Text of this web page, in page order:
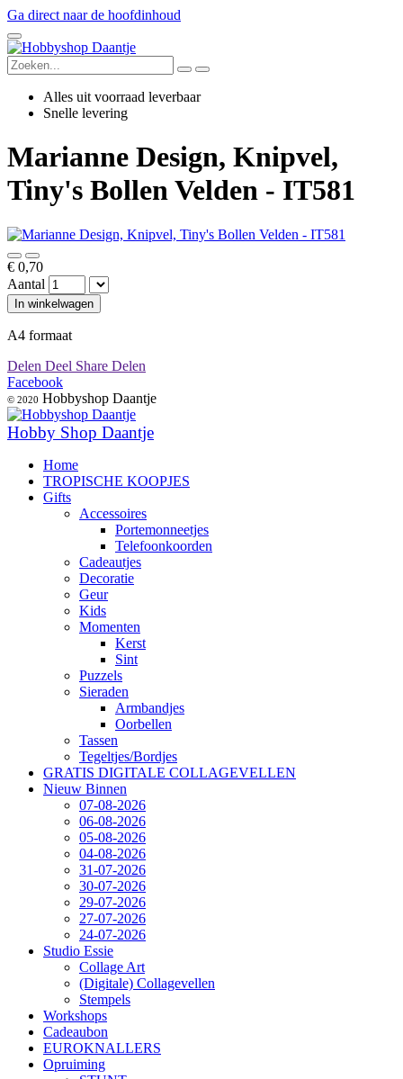
Ga direct naar de hoofdinhoud
Alles uit voorraad leverbaar
Snelle levering
Marianne Design, Knipvel,
Tiny's Bollen Velden - IT581
€ 0,70
Aantal
In winkelwagen
A4 formaat
Delen Deel Share Delen
Facebook
© 2020 Hobbyshop Daantje
Hobby Shop Daantje
Home
TROPISCHE KOOPJES
Gifts
Accessoires
Portemonneetjes
Telefoonkoorden
Cadeautjes
Decoratie
Geur
Kids
Momenten
Kerst
Sint
Puzzels
Sieraden
Armbandjes
Oorbellen
Tassen
Tegeltjes/Bordjes
GRATIS DIGITALE COLLAGEVELLEN
Nieuw Binnen
07-08-2026
06-08-2026
05-08-2026
04-08-2026
31-07-2026
30-07-2026
29-07-2026
27-07-2026
24-07-2026
Studio Essie
Collage Art
(Digitale) Collagevellen
Stempels
Workshops
Cadeaubon
EUROKNALLERS
Opruiming